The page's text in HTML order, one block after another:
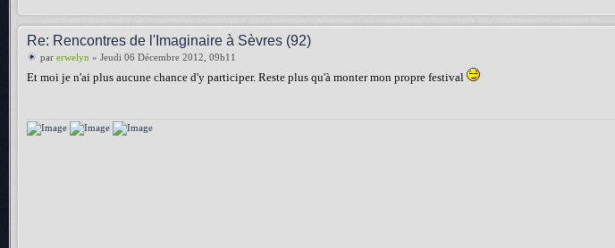
Re: Rencontres de l'Imaginaire à Sèvres (92)
par erwelyn » Jeudi 06 Décembre 2012, 09h11
Et moi je n'ai plus aucune chance d'y participer. Reste plus qu'à monter mon propre festival